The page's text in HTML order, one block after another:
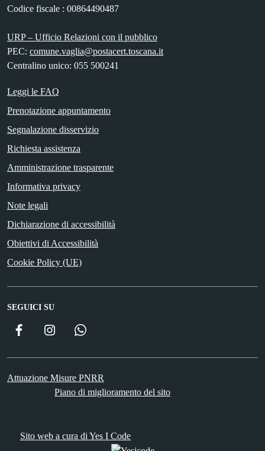
Codice fiscale : 00864490487
URP – Ufficio Relazioni con il pubblico
PEC: comune.vaglia@postacert.toscana.it
Centralino unico: 055 500241
Leggi le FAQ
Prenotazione appuntamento
Segnalazione disservizio
Richiesta assistenza
Amministrazione trasparente
Informativa privacy
Note legali
Dichiarazione di accessibilità
Obiettivi di Accessibilità
Cookie Policy (UE)
SEGUICI SU
Facebook Instagram
Attuazione Misure PNRR
Piano di miglioramento del sito
Sito web a cura di Yes I Code